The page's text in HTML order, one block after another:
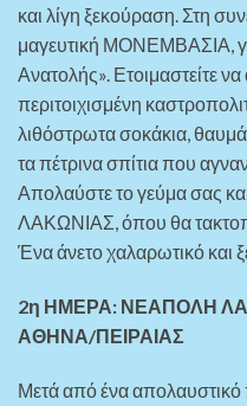
και λίγη ξεκούραση. Στη
μαγευτική ΜΟΝΕΜΒΑΣΙΑ,
Ανατολής». Ετοιμαστείτε
περιτοιχισμένη
λιθόστρωτα σοκάκια,
τα πέτρινα σπίτια που
Απολαύστε το γεύμα σας
ΛΑΚΩΝΙΑΣ, όπου θα
Ένα άνετο χαλαρωτικό και
2η ΗΜΕΡΑ: ΝΕΑΠΟΛΗ
ΑΘΗΝΑ/ΠΕΙΡΑΙΑΣ
Μετά από ένα